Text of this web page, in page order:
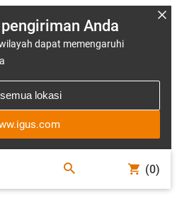
Anda
dapat memengaruhi
lokasi
(0)